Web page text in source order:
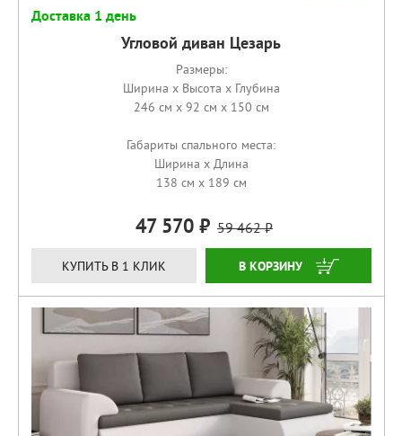
Доставка 1 день
Угловой диван Цезарь
Размеры:
Ширина x Высота x Глубина
246 см x 92 см x 150 см
Габариты спального места:
Ширина x Длина
138 см x 189 см
47 570 59 462
КУПИТЬ В 1 КЛИК КУПИТЬ